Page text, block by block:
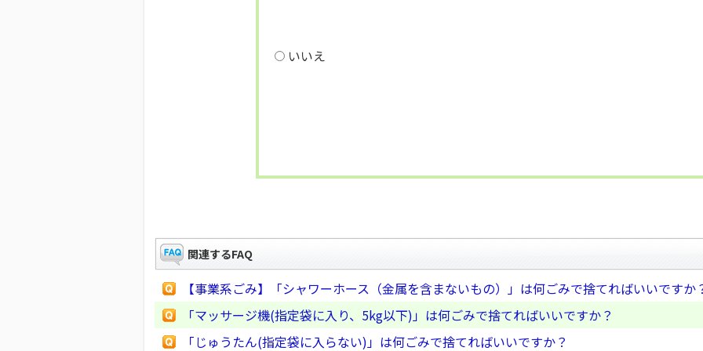
いいえ
関連するFAQ
【事業系ごみ】「シャワーホース（金属を含まないもの）」は何ごみで捨てればいいですか
「マッサージ機(指定袋に入り、5kg以下)」は何ごみで捨てればいいですか？
「じゅうたん(指定袋に入らない)」は何ごみで捨てればいいですか？